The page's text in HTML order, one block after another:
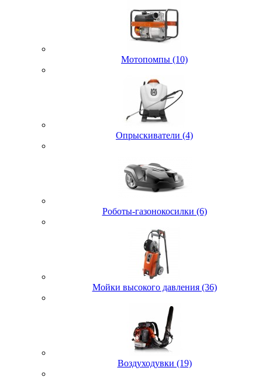
Мотопомпы (10)
Опрыскиватели (4)
Роботы-газонокосилки (6)
Мойки высокого давления (36)
Воздуходувки (19)